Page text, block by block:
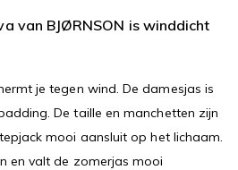
van BJØRNSON is winddicht
je tegen wind. De damesjas is
De taille en manchetten zijn
mooi aansluit op het lichaam.
en valt de zomerjas mooi